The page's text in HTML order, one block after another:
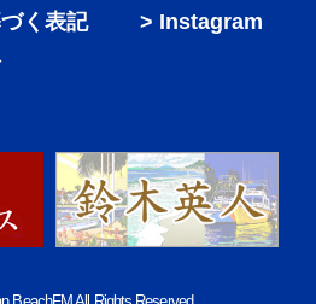
く表記
Instagram